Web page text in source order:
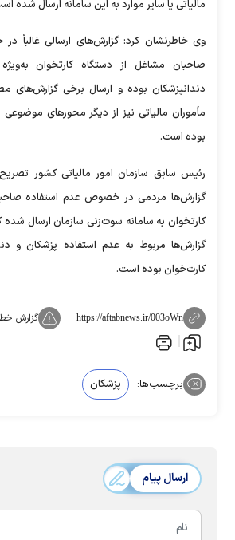
مالیاتی یا سایر موارد به این سامانه ارسال شده
وی خاطرنشان کرد: گزارش‌های ارسالی غالباً
صاحبان مشاغل از دستگاه کارتخوان
دندانپزشکان بوده و ارسال برخی گزارش‌های
مأموران مالیاتی نیز از دیگر محورهای
بوده است.
رئیس سابق سازمان امور مالیاتی کشور
گزارش‌ها مردمی در خصوص عدم استفاده
کارتخوان به سامانه سوت‌زنی سازمان ارسال شده
گزارش‌ها مربوط به عدم استفاده پزشکان و
کارت‌خوان بوده است.
https://aftabnews.ir/003oWn گزارش
برچسب‌ها: پزشکان
ارسال پیام